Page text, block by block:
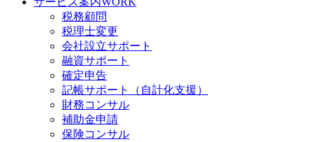
税務顧問
税理士変更
会社設立サポート
融資サポート
確定申告
記帳サポート（自計化支援）
財務コンサル
補助金申請
保険コンサル